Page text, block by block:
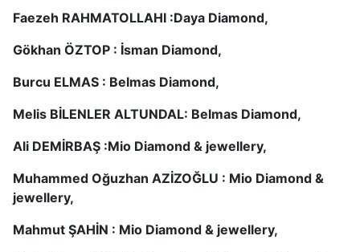
Faezeh RAHMATOLLAHI :Daya Diamond,
Gökhan ÖZTOP : İsman Diamond,
Burcu ELMAS : Belmas Diamond,
Melis BİLENLER ALTUNDAL: Belmas Diamond,
Ali DEMİRBAŞ :Mio Diamond & jewellery,
Muhammed Oğuzhan AZİZOĞLU : Mio Diamond &
jewellery,
Mahmut ŞAHİN : Mio Diamond & jewellery,